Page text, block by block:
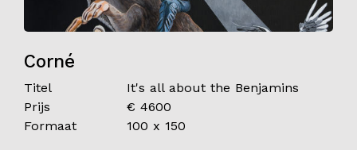
Corné
Titel
It's all about the Benjamins
Prijs
€ 4600
Formaat
100 x 150